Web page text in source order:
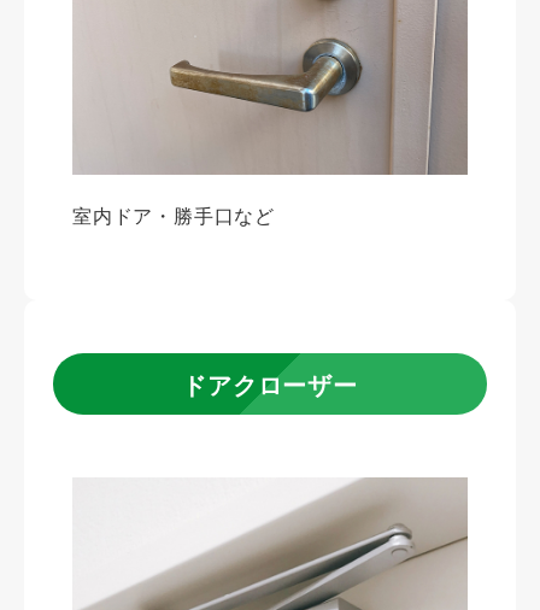
室内ドア・勝手口など
ドアクローザー